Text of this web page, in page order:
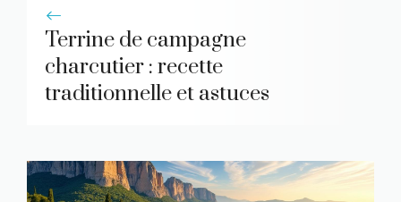
Terrine de campagne
charcutier : recette
traditionnelle et astuces